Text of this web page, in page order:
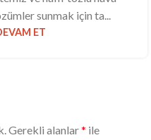
sunmak için ta...
ET
Gerekli alanlar* ile